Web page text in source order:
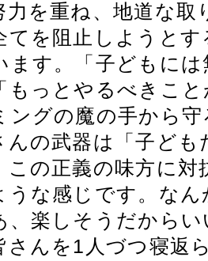
力を重ね、地道な
てを阻止しようと
ます。「子どもに
もっとやるべきこ
ングの魔の手から
んの武器は「子ど
この正義の味方に
うな感じです。な
、楽しそうだから
さんを1人づつ寝返